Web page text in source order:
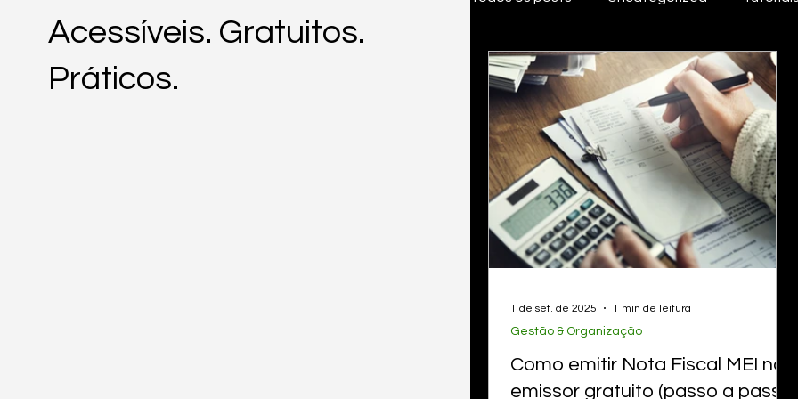
Acessíveis. Gratuitos.
Práticos.
Tudo Para MEI Inovações &
Gestão & Organização Legislação
EasyGestor nota fiscal pessoa fisica,
Como emitir Nota Fiscal MEI no
emissor gratuito (passo a passo)
Gestão & Organização
1 de set. de 2025 1 min de leitura